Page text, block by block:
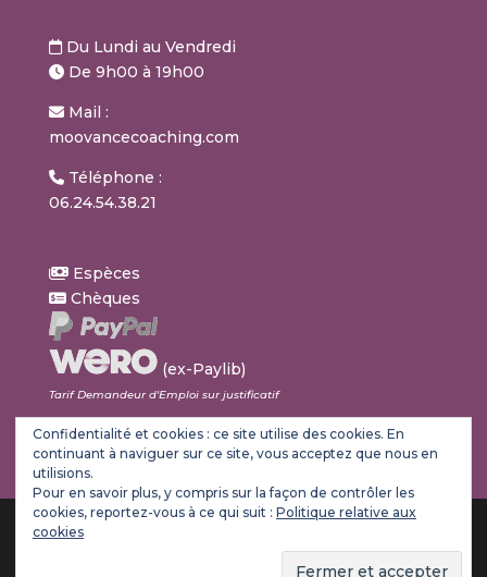
Du Lundi au Vendredi
De 9h00 à 19h00
Mail :
moovancecoaching.com
Téléphone :
06.24.54.38.21
Espèces
Chèques
(ex-Paylib)
Tarif Demandeur d'Emploi sur justificatif
WebCréation31 Mentions
Confidentialité et cookies : ce site utilise des cookies. En
continuant à naviguer sur ce site, vous acceptez que nous en
utilisions.
Pour en savoir plus, y compris sur la façon de contrôler les
cookies, reportez-vous à ce qui suit : Politique relative aux
cookies